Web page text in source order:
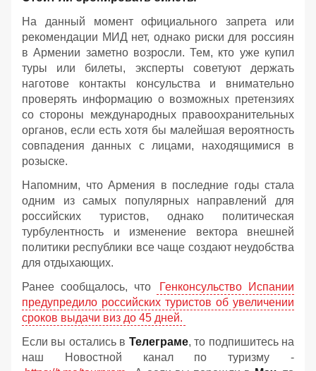
На данный момент официального запрета или
рекомендации МИД нет, однако риски для россиян
в Армении заметно возросли. Тем, кто уже купил
туры или билеты, эксперты советуют держать
наготове контакты консульства и внимательно
проверять информацию о возможных претензиях
со стороны международных правоохранительных
органов, если есть хотя бы малейшая вероятность
совпадения данных с лицами, находящимися в
розыске.
Напомним, что Армения в последние годы стала
одним из самых популярных направлений для
российских туристов, однако политическая
турбулентность и изменение вектора внешней
политики республики все чаще создают неудобства
для отдыхающих.
Ранее сообщалось, что
Генконсульство Испании
предупредило российских туристов об увеличении
сроков выдачи виз до 45 дней.
Если вы остались в Телеграме, то подпишитесь на
наш Новостной канал по туризму -